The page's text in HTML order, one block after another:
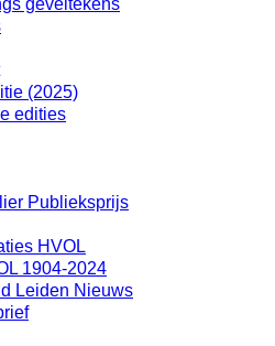
geveltekens
(2025)
edities
Publieksprijs
HVOL
1904-2024
Leiden Nieuws